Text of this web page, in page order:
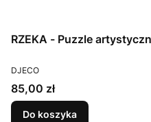
RZEKA - Puzzle
PRODUCENT
DJECO
Cena
85,00 zł
Do koszyka